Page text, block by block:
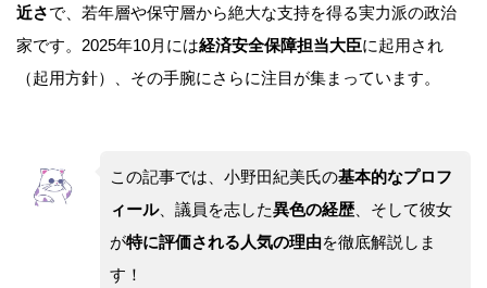
近さで、若年層や保守層から絶大な支持を得る実力派の政治
家です。2025年10月には経済安全保障担当大臣に起用され
（起用方針）、その手腕にさらに注目が集まっています。
この記事では、小野田紀美氏の基本的なプロフ
ィール、議員を志した異色の経歴、そして彼女
が特に評価される人気の理由を徹底解説しま
す！